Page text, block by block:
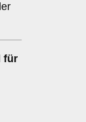
für